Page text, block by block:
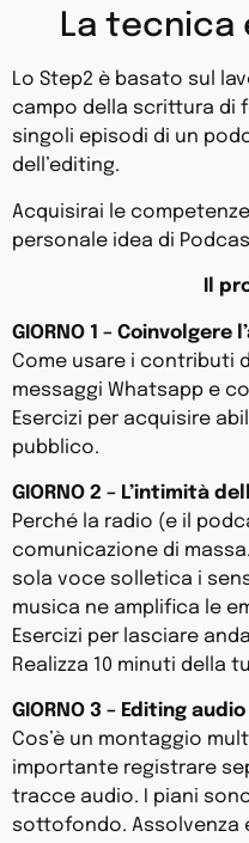
La tecnica
Lo Step2 è basato sul
campo della scrittura di
singoli episodi di un
dell’editing.
Acquisirai le
personale idea di
Il
GIORNO 1 – Coinvolgere
Come usare i contributi
messaggi Whatsapp e
Esercizi per acquisire
pubblico.
GIORNO 2 – L’intimità
Perché la radio (e il
comunicazione di
sola voce solletica i
musica ne amplifica le
Esercizi per lasciare
Realizza 10 minuti della
GIORNO 3 – Editing
Cos’è un montaggio
importante registrare
tracce audio. I piani
sottofondo. Assolvenza